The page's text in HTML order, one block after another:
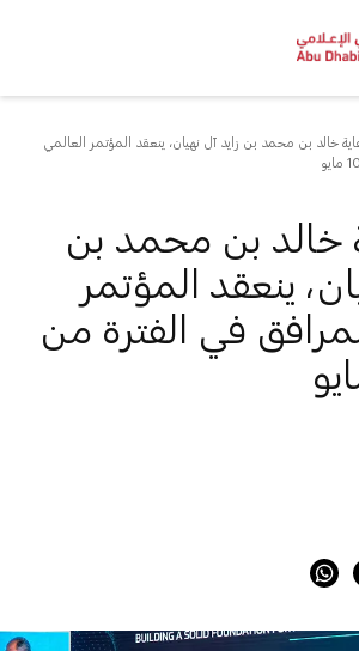
خالد بن محمد بن زايد آل نهيان، ينعقد المؤتمر العالمي
خالد بن محمد بن
ينعقد المؤتمر
في الفترة من